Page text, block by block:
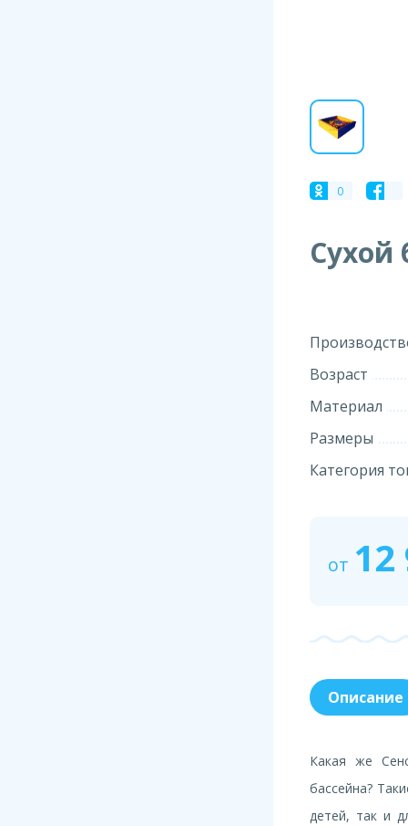
0
Сухой
Возраст
Материал
Размеры
Категория
от 12
Описание
Какая же
бассейна?
детей, так и